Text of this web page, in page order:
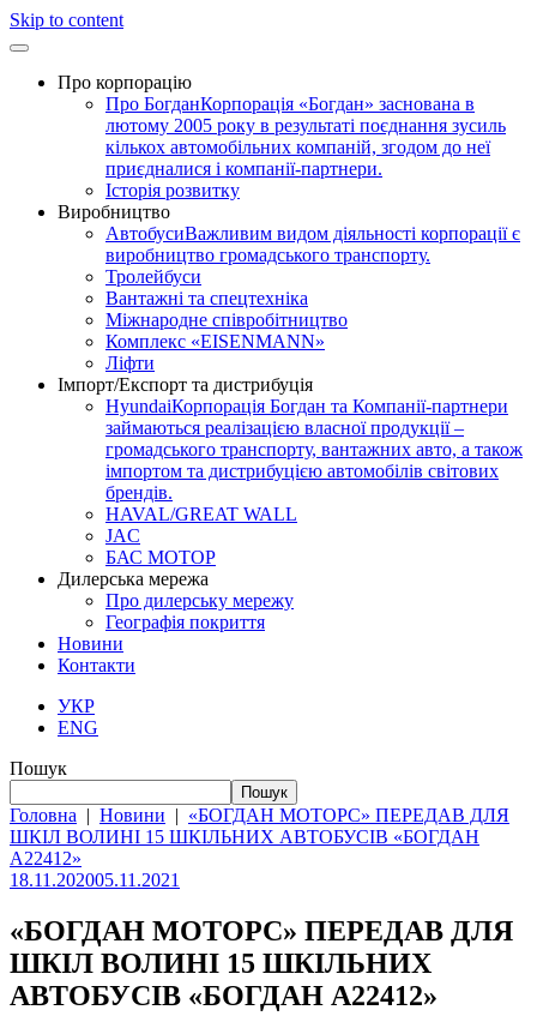
Skip to content
Про корпорацію
Про БогданКорпорація «Богдан» заснована в
лютому 2005 року в результаті поєднання зусиль
кількох автомобільних компаній, згодом до неї
приєдналися і компанії-партнери.
Історія розвитку
Виробництво
АвтобусиВажливим видом діяльності корпорації є
виробництво громадського транспорту.
Тролейбуси
Вантажні та спецтехніка
Міжнародне співробітництво
Комплекс «EISENMANN»
Ліфти
Імпорт/Експорт та дистрибуція
HyundaiКорпорація Богдан та Компанії-партнери
займаються реалізацією власної продукції –
громадського транспорту, вантажних авто, а також
імпортом та дистрибуцією автомобілів світових
брендів.
HAVAL/GREAT WALL
JAC
БАС МОТОР
Дилерська мережа
Про дилерську мережу
Географія покриття
Новини
Контакти
УКР
ENG
Пошук
Пошук
Головна | Новини | «БОГДАН МОТОРС» ПЕРЕДАВ ДЛЯ
ШКІЛ ВОЛИНІ 15 ШКІЛЬНИХ АВТОБУСІВ «БОГДАН
А22412»
18.11.202005.11.2021
«БОГДАН МОТОРС» ПЕРЕДАВ ДЛЯ
ШКІЛ ВОЛИНІ 15 ШКІЛЬНИХ
АВТОБУСІВ «БОГДАН А22412»